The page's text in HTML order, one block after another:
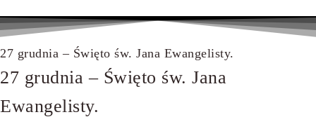
27 grudnia – Święto św. Jana Ewangelisty.
27 grudnia – Święto św. Jana
Ewangelisty.